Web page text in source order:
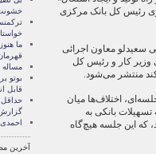
رئیس کل بانک مرکزی
سعیدلو معاون اجرائی
وزیر کار و رئیس کل
منتشر می‌شود.
اختلاف‌ها میان
تسهیلات بانکی به
که این جلسه هیچ‌گاه
ما
مساله
بوتو
قابل
آخرین